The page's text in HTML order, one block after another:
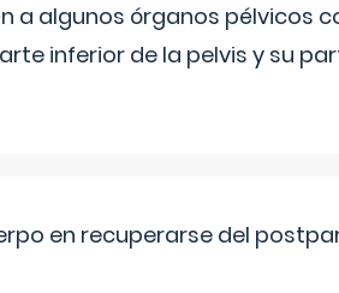
a algunos órganos pélvicos
inferior de la pelvis y su
en recuperarse del